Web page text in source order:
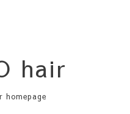
hair
homepage